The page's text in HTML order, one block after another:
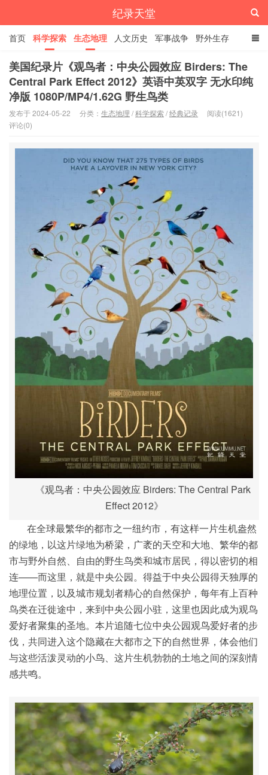
纪录天堂
首页 科学探索 生态地理 人文历史 军事战争 野外生存
经典纪录 4K纪录片 精品资源
美国纪录片《观鸟者：中央公园效应 Birders: The
Central Park Effect 2012》英语中英双字 无水印纯
净版 1080P/MP4/1.62G 野生鸟类
发布于 2024-05-22 分类： 生态地理 /科学探索/经典记录
阅读(1621)
评论(0)
《观鸟者：中央公园效应 Birders: The Central Park
Effect 2012》
在全球最繁华的都市之一纽约市，有这样一片生机盎然
的绿地，以这片绿地为桥梁，广袤的天空和大地、繁华的都
市与野外自然、自由的野生鸟类和城市居民，得以密切的相
连——而这里，就是中央公园。得益于中央公园得天独厚的
地理位置，以及城市规划者精心的自然保护，每年有上百种
鸟类在迁徙途中，来到中央公园小驻，这里也因此成为观鸟
爱好者聚集的圣地。本片追随七位中央公园观鸟爱好者的步
伐，共同进入这个隐藏在大都市之下的自然世界，体会他们
与这些活泼灵动的小鸟、这片生机勃勃的土地之间的深刻情
感共鸣。